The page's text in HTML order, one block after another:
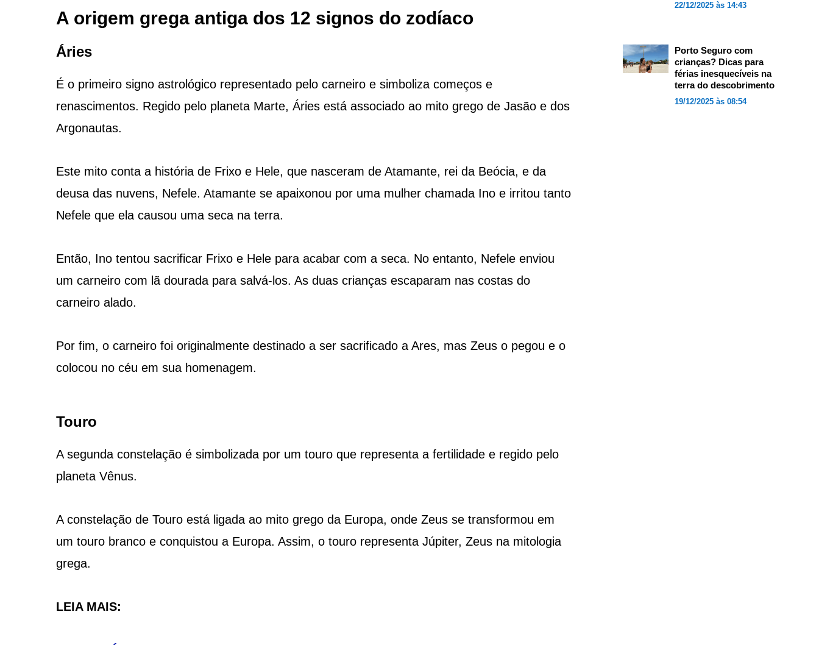
A origem grega antiga dos 12 signos do zodíaco
Áries
É o primeiro signo astrológico representado pelo carneiro e simboliza começos e
renascimentos. Regido pelo planeta Marte, Áries está associado ao mito grego de Jasão e dos
Argonautas.
Este mito conta a história de Frixo e Hele, que nasceram de Atamante, rei da Beócia, e da
deusa das nuvens, Nefele. Atamante se apaixonou por uma mulher chamada Ino e irritou tanto
Nefele que ela causou uma seca na terra.
Então, Ino tentou sacrificar Frixo e Hele para acabar com a seca. No entanto, Nefele enviou
um carneiro com lã dourada para salvá-los. As duas crianças escaparam nas costas do
carneiro alado.
Por fim, o carneiro foi originalmente destinado a ser sacrificado a Ares, mas Zeus o pegou e o
colocou no céu em sua homenagem.
Touro
A segunda constelação é simbolizada por um touro que representa a fertilidade e regido pelo
planeta Vênus.
A constelação de Touro está ligada ao mito grego da Europa, onde Zeus se transformou em
um touro branco e conquistou a Europa. Assim, o touro representa Júpiter, Zeus na mitologia
grega.
LEIA MAIS:
22/12/2025 às 14:43
Porto Seguro com
crianças? Dicas para
férias inesquecíveis na
terra do descobrimento
19/12/2025 às 08:54